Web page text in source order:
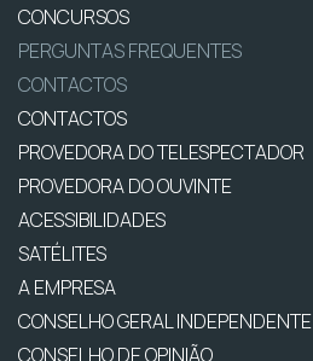
CONCURSOS
PERGUNTAS FREQUENTES
CONTACTOS
CONTACTOS
PROVEDORA DO TELESPECTADOR
PROVEDORA DO OUVINTE
ACESSIBILIDADES
SATÉLITES
A EMPRESA
CONSELHO GERAL INDEPENDENTE
CONSELHO DE OPINIÃO